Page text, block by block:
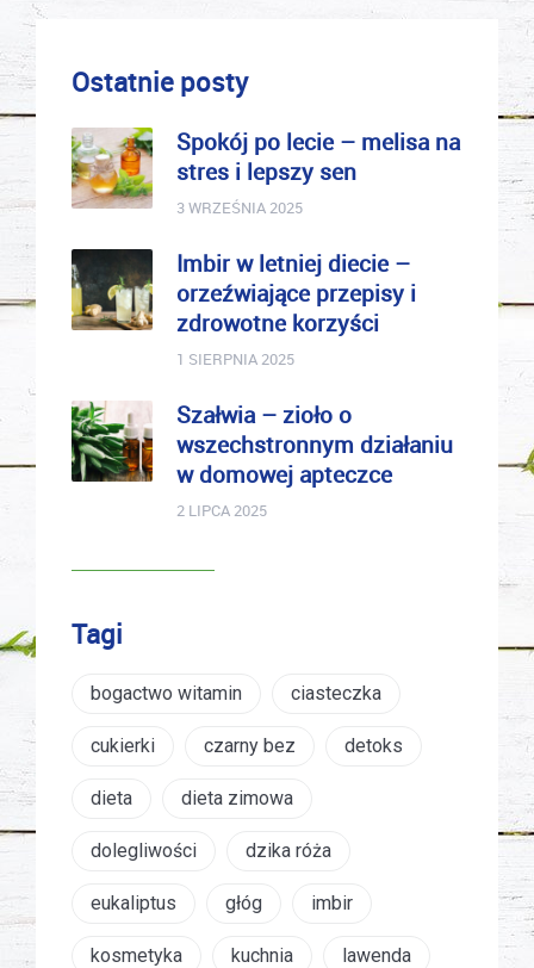
Ostatnie posty
Spokój po lecie – melisa na
stres i lepszy sen
3 WRZEŚNIA 2025
Imbir w letniej diecie –
orzeźwiające przepisy i
zdrowotne korzyści
1 SIERPNIA 2025
Szałwia – zioło o
wszechstronnym działaniu
w domowej apteczce
2 LIPCA 2025
Tagi
bogactwo witamin ciasteczka
cukierki czarny bez detoks
dieta dieta zimowa
dolegliwości dzika róża
eukaliptus głóg imbir
kosmetyka kuchnia lawenda